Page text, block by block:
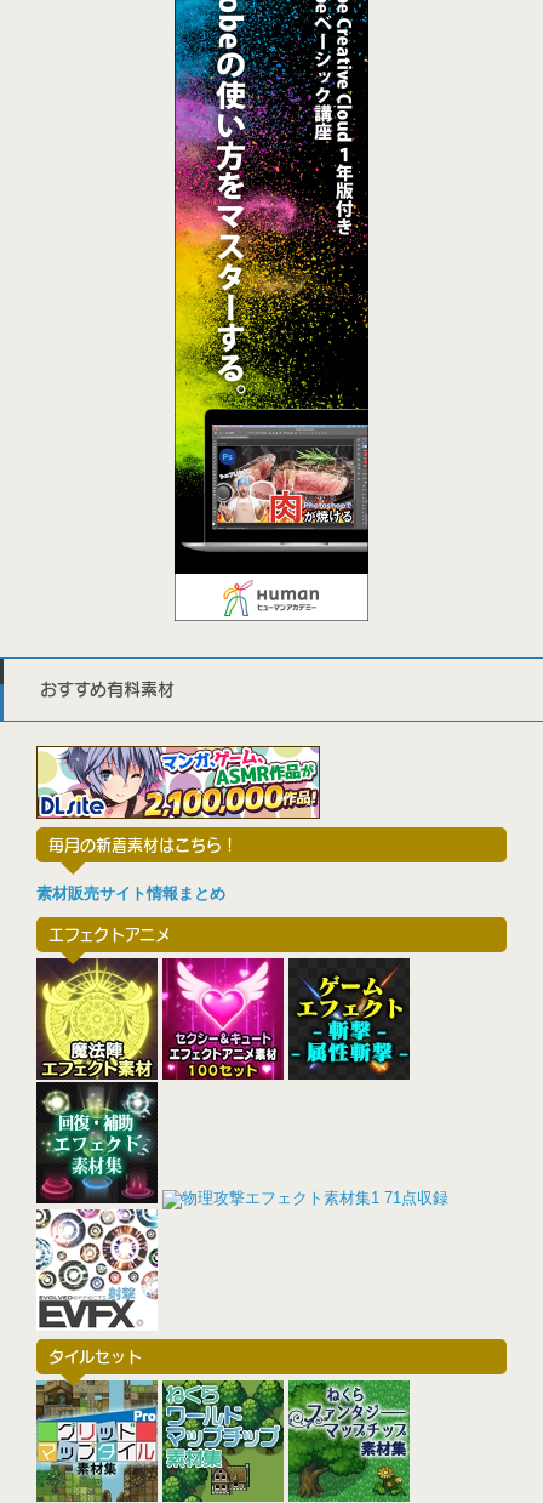
おすすめ有料素材
毎月の新着素材はこちら！
素材販売サイト情報まとめ
エフェクトアニメ
タイルセット